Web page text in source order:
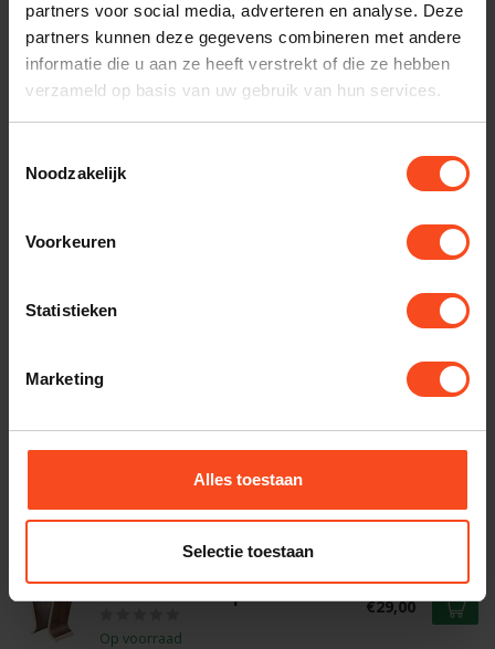
partners voor social media, adverteren en analyse. Deze
partners kunnen deze gegevens combineren met andere
informatie die u aan ze heeft verstrekt of die ze hebben
verzameld op basis van uw gebruik van hun services.
Noodzakelijk
Voorkeuren
Statistieken
Marketing
Alles toestaan
Selectie toestaan
Gerelateerde producten
GRADO
Grado SR125x
Op voorraad
€219,00
GRADO
Op voorraad
SOUND BY SWEDEN
Sound by sweden Nitro-X
Op voorraad
Op voorraad
NorStone Headphone Stand
Op voorraad
€29,00